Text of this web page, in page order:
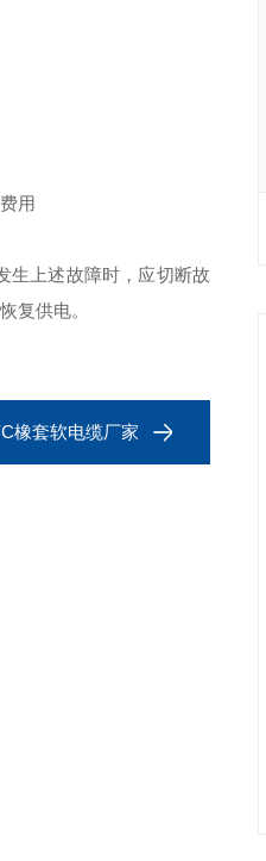
用
生上述故障时，应切断故
复供电。
橡套软电缆厂家